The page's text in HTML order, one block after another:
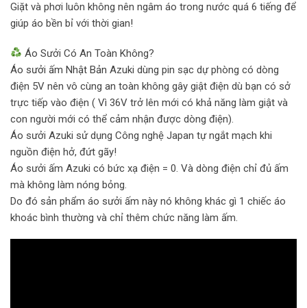
Giặt và phơi luôn không nên ngâm áo trong nước quá 6 tiếng để
giúp áo bền bỉ với thời gian!
Áo Sưởi Có An Toàn Không?
Áo sưởi ấm Nhật Bản Azuki dùng pin sạc dự phòng có dòng
điện 5V nên vô cùng an toàn không gây giật điện dù bạn có sở
trực tiếp vào điện ( Vì 36V trở lên mới có khả năng làm giật và
con người mới có thể cảm nhận được dòng điện).
Áo sưởi Azuki sử dụng Công nghệ Japan tự ngắt mạch khi
nguồn điện hở, đứt gãy!
Áo sưởi ấm Azuki có bức xạ điện = 0. Và dòng điện chỉ đủ ấm
mà không làm nóng bỏng.
Do đó sản phẩm áo sưởi ấm này nó không khác gì 1 chiếc áo
khoác bình thường và chỉ thêm chức năng làm ấm.